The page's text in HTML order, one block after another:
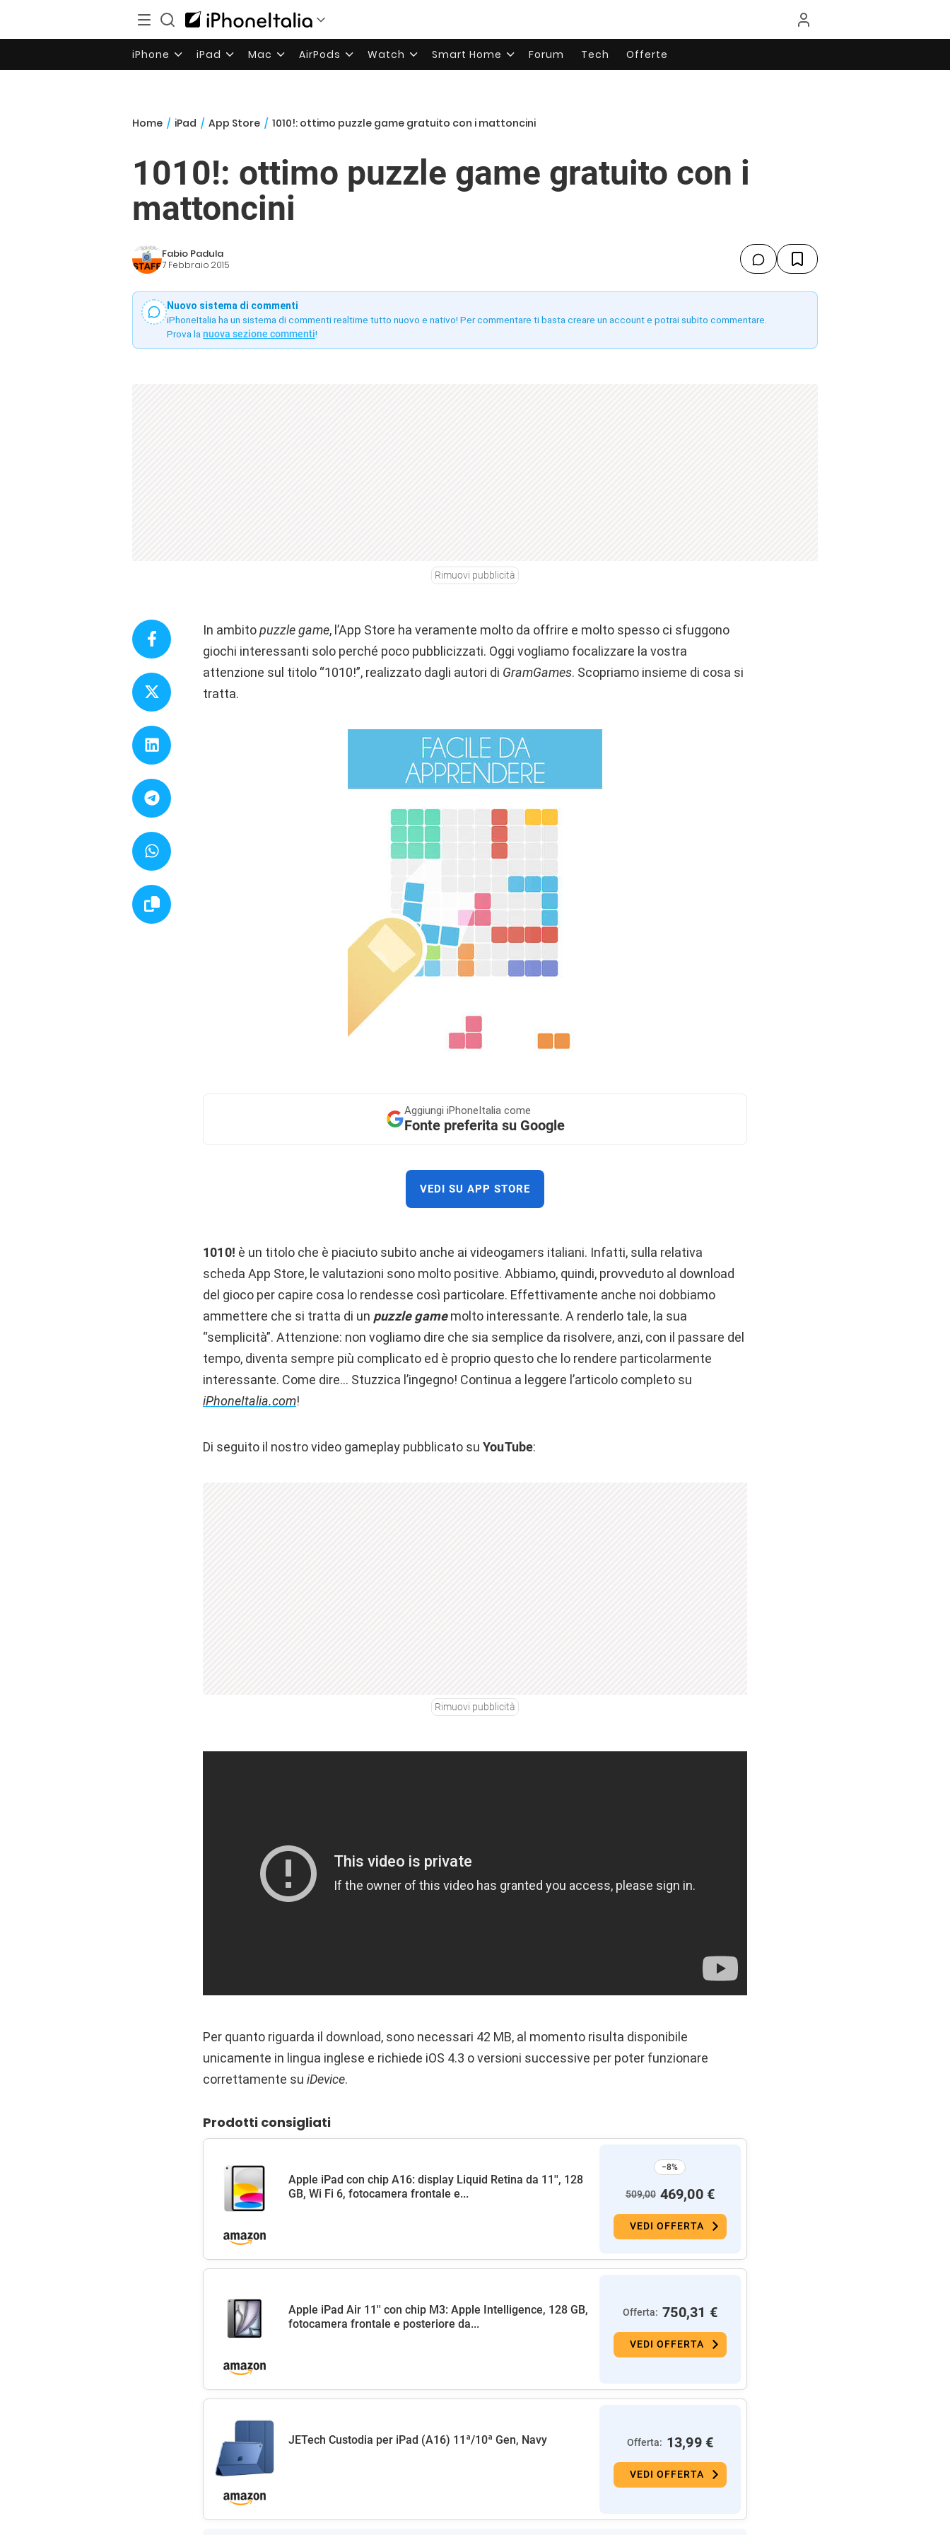
iPhone iPad Mac AirPods Watch Smart Home Forum Tech Offerte
Home / iPad / App Store / 1010!: ottimo puzzle game gratuito con i mattoncini
1010!: ottimo puzzle game gratuito con i
mattoncini
Fabio Padula
7 Febbraio 2015
Nuovo sistema di commenti
iPhoneItalia ha un sistema di commenti realtime tutto nuovo e nativo! Per commentare ti basta creare un account e potrai subito commentare.
Prova la nuova sezione commenti!
Rimuovi pubblicità
In ambitopuzzle game, l’App Store ha veramente molto da offrire e molto spesso ci sfuggono
giochi interessanti solo perché poco pubblicizzati. Oggi vogliamo focalizzare la vostra
attenzione sul titolo “1010!”, realizzato dagli autori di GramGames. Scopriamo insieme di cosa si
tratta.
Aggiungi iPhoneItalia come
Fonte preferita su Google
VEDI SU APP STORE
1010! è un titolo che è piaciuto subito anche ai videogamers italiani. Infatti, sulla relativa
scheda App Store, le valutazioni sono molto positive. Abbiamo, quindi, provveduto al download
del gioco per capire cosa lo rendesse così particolare. Effettivamente anche noi dobbiamo
ammettere che si tratta di un puzzle gamemolto interessante. A renderlo tale, la sua
“semplicità”. Attenzione: non vogliamo dire che sia semplice da risolvere, anzi, con il passare del
tempo, diventa sempre più complicato ed è proprio questo che lo rendere particolarmente
interessante. Come dire… Stuzzica l’ingegno! Continua a leggere l’articolo completo su
iPhoneItalia.com!
Di seguito il nostro video gameplay pubblicato su YouTube:
Rimuovi pubblicità
Per quanto riguarda il download, sono necessari 42 MB, al momento risulta disponibile
unicamente in lingua inglese e richiede iOS 4.3 o versioni successive per poter funzionare
correttamente su iDevice.
Prodotti consigliati
Apple iPad con chip A16: display Liquid Retina da 11'', 128
GB, Wi Fi 6, fotocamera frontale e...
−8%
509,00 469,00 €
VEDI OFFERTA
Apple iPad Air 11'' con chip M3: Apple Intelligence, 128 GB,
fotocamera frontale e posteriore da...
Offerta: 750,31 €
VEDI OFFERTA
JETech Custodia per iPad (A16) 11ª/10ª Gen, Navy Offerta: 13,99 €
VEDI OFFERTA